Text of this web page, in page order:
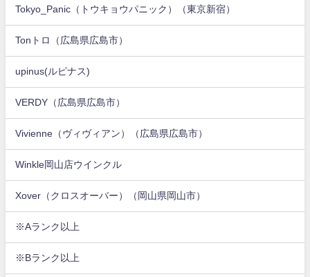
Tokyo_Panic（トウキョウパニック）（東京新宿）
Tonトロ（広島県広島市）
upinus(ルピナス)
VERDY（広島県広島市）
Vivienne（ヴィヴィアン）（広島県広島市）
Winkle岡山店ウインクル
Xover（クロスオーバー）（岡山県岡山市）
※Aランク以上
※Bランク以上